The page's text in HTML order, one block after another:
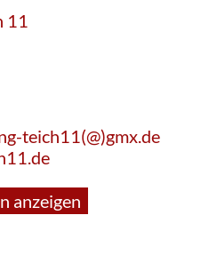
teich11(@)gmx.de
anzeigen